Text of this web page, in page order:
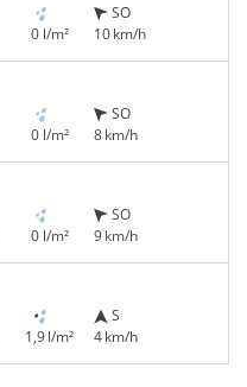
0 l/m²
SO
10 km/h
0 l/m²
SO
8 km/h
0 l/m²
SO
9 km/h
1,9 l/m²
S
4 km/h